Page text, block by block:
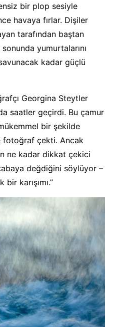
bir plop sesiyle
havaya fırlar. Dişiler
tarafından baştan
sonunda yumurtalarını
kadar güçlü
Georgina Steytler
saatler geçirdi. Bu çamur
mükemmel bir şekilde
fotoğraf çekti. Ancak
ne kadar dikkat çekici
değdiğini söylüyor –
karışımı.”